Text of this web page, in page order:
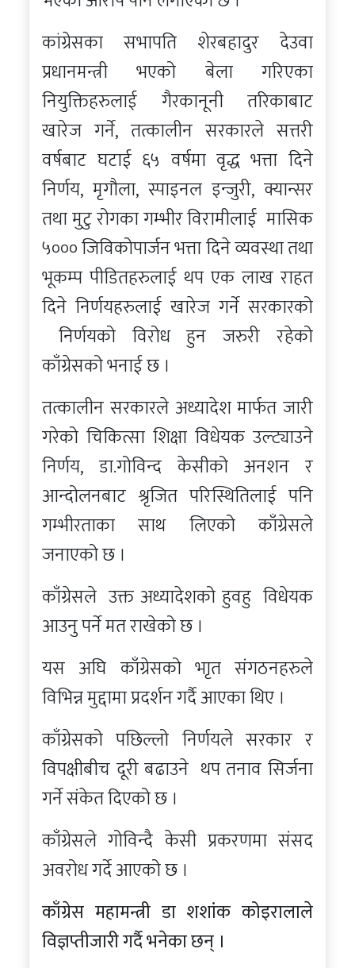
कांग्रेसका सभापति शेरबहादुर देउवा
प्रधानमन्त्री भएको बेला गरिएका
नियुक्तिहरुलाई गैरकानूनी तरिकाबाट
खारेज गर्ने, तत्कालीन सरकारले सत्तरी
वर्षबाट घटाई ६५ वर्षमा वृद्ध भत्ता दिने
निर्णय, मृगौला, स्पाइनल इन्जुरी, क्यान्सर
तथा मुटु रोगका गम्भीर विरामीलाई मासिक
५००० जिविकोपार्जन भत्ता दिने व्यवस्था तथा
भूकम्प पीडितहरुलाई थप एक लाख राहत
दिने निर्णयहरुलाई खारेज गर्ने सरकारको
निर्णयको विरोध हुन जरुरी रहेको
काँग्रेसको भनाई छ ।
तत्कालीन सरकारले अध्यादेश मार्फत जारी
गरेको चिकित्सा शिक्षा विधेयक उल्ट्याउने
निर्णय, डा.गोविन्द केसीको अनशन र
आन्दोलनबाट श्रृजित परिस्थितिलाई पनि
गम्भीरताका साथ लिएको काँग्रेसले
जनाएको छ ।
काँग्रेसले उक्त अध्यादेशको हुवहु विधेयक
आउनु पर्ने मत राखेको छ ।
यस अघि काँग्रेसको भाृत संगठनहरुले
विभिन्न मुद्दामा प्रदर्शन गर्दै आएका थिए ।
काँग्रेसको पछिल्लो निर्णयले सरकार र
विपक्षीबीच दूरी बढाउने थप तनाव सिर्जना
गर्ने संकेत दिएको छ ।
काँग्रेसले गोविन्दै केसी प्रकरणमा संसद
अवरोध गर्दे आएको छ ।
काँग्रेस महामन्त्री डा शशांक कोइरालाले
विज्ञप्तीजारी गर्दै भनेका छन् ।